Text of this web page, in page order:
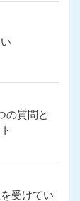
の質問と
受けてい